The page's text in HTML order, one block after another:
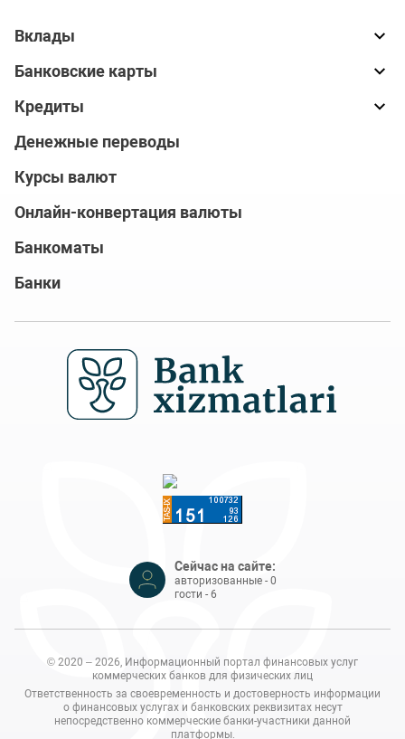
Вклады
Банковские карты
Кредиты
Денежные переводы
Курсы валют
Онлайн-конвертация валюты
Банкоматы
Банки
Сейчас на сайте:
авторизованные - 0
гости - 6
© 2020 – 2026, Информационный портал финансовых услуг
коммерческих банков для физических лиц
Ответственность за своевременность и достоверность информации
о финансовых услугах и банковских реквизитах несут
непосредственно коммерческие банки-участники данной
платформы.